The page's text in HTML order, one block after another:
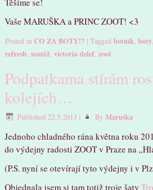
Vaše MARUŠKA a PRINC ZOOT! <3
Posted in CO ZA BOTY!? |Tagged botník,boty
refresh,soutěž,victoria delef,zoot
Podpatkama stírám
kolejích…
Published 22.5.2013 | By Maruška
Jednoho chladného rána května roku
do výdejny radosti ZOOT v Praze na
(P.S. nyní se otevírají tyto výdejny i v
Objednala jsem si tam totiž troje šaty